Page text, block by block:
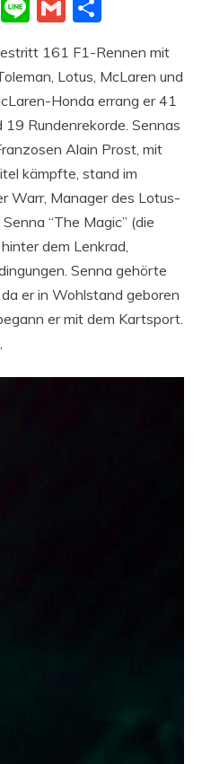
Messenger
LineGmail
161 F1-Rennen mit
Lotus, McLaren und
Honda errang er 41
Rundenrekorde. Sennas
Alain Prost, mit
kämpfte, stand im
Warr, Manager des Lotus-
“The Magic” (die
dem Lenkrad,
Senna gehörte
er in Wohlstand geboren
er mit dem Kartsport.